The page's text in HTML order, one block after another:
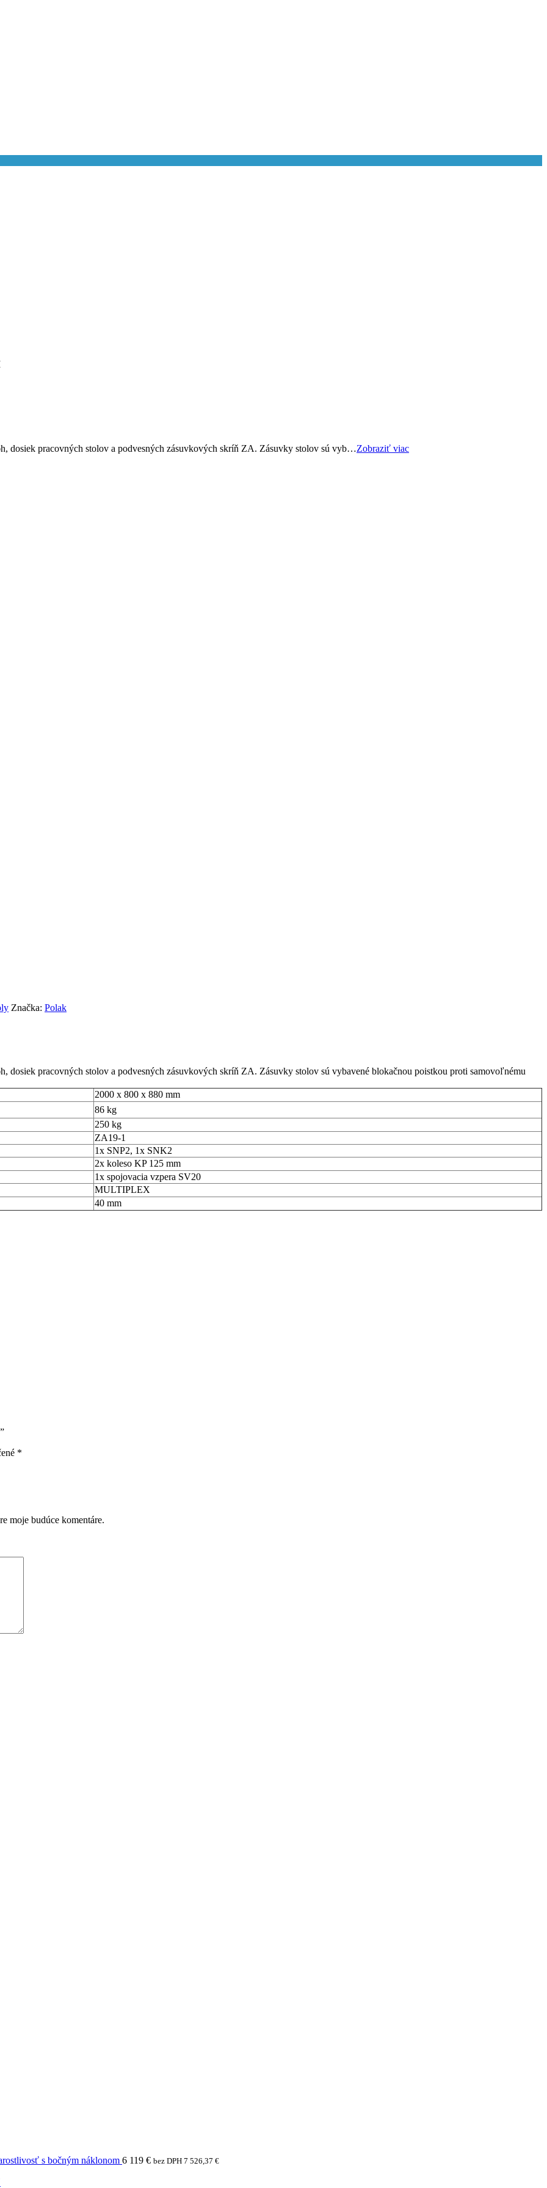
dosiek pracovných stolov a podvesných zásuvkových skríň ZA. Zásuvky stolov sú vyb…Zobraziť viac
Značka: Polak
dosiek pracovných stolov a podvesných zásuvkových skríň ZA. Zásuvky stolov sú vybavené blokačnou poistkou proti samovoľnému
2000 x 800 x 880 mm
86 kg
250 kg
ZA19-1
1x SNP2, 1x SNK2
2x koleso KP 125 mm
1x spojovacia vzpera SV20
MULTIPLEX
40 mm
*
moje budúce komentáre.
s bočným náklonom 6 119 € bez DPH 7 526,37 €